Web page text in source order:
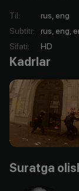
Til:
rus, eng
Subtitr:
rus, eng,
Sifati: HD
Kadrlar
Suratga